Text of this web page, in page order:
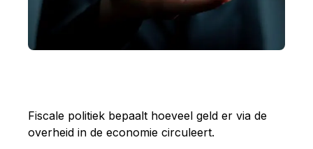
Fiscale politiek bepaalt hoeveel geld er via de
overheid in de economie circuleert.